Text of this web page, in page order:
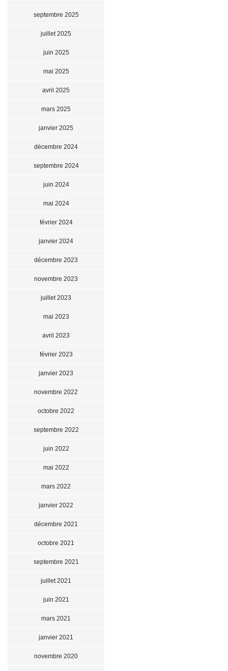
septembre 2025
juillet 2025
juin 2025
mai 2025
avril 2025
mars 2025
janvier 2025
décembre 2024
septembre 2024
juin 2024
mai 2024
février 2024
janvier 2024
décembre 2023
novembre 2023
juillet 2023
mai 2023
avril 2023
février 2023
janvier 2023
novembre 2022
octobre 2022
septembre 2022
juin 2022
mai 2022
mars 2022
janvier 2022
décembre 2021
octobre 2021
septembre 2021
juillet 2021
juin 2021
mars 2021
janvier 2021
novembre 2020